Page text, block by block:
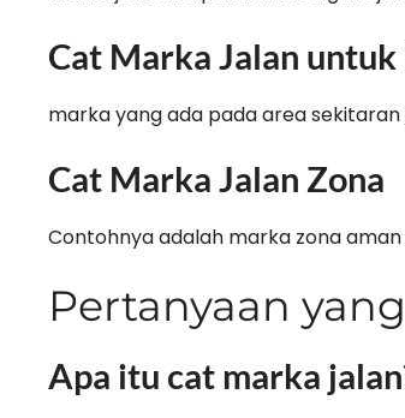
Cat Marka Jalan
marka yang ada pada area
Cat Marka Jalan Zona
Contohnya adalah marka zona
Pertanyaan
Apa itu cat marka